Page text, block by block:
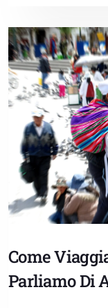
Come
Parliamo Di